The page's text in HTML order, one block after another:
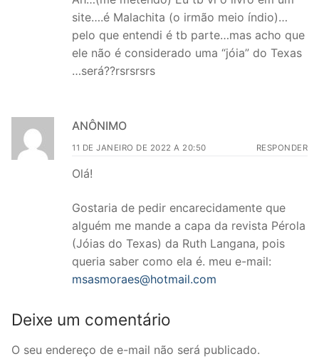
site….é Malachita (o irmão meio índio)…
pelo que entendi é tb parte…mas acho que
ele não é considerado uma “jóia” do Texas
…será??rsrsrsrs
ANÔNIMO
11 DE JANEIRO DE 2022 A 20:50 RESPONDER
Olá!
Gostaria de pedir encarecidamente que
alguém me mande a capa da revista Pérola
(Jóias do Texas) da Ruth Langana, pois
queria saber como ela é. meu e-mail:
msasmoraes@hotmail.com
Deixe um comentário
O seu endereço de e-mail não será publicado.